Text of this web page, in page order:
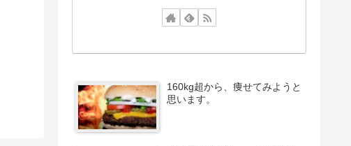
160kg超から、痩せてみようと
思います。